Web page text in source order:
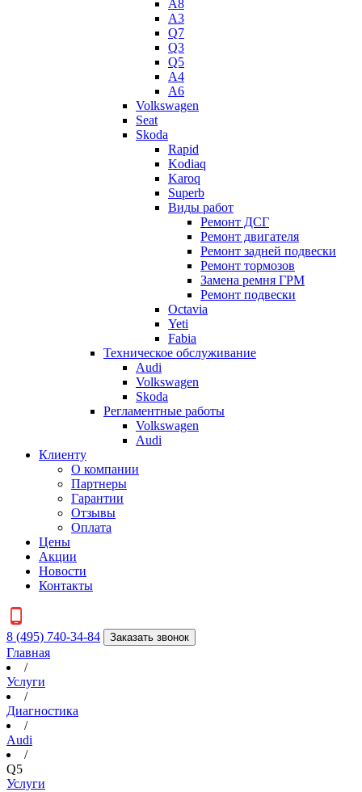
A8
A3
Q7
Q3
Q5
A4
A6
Volkswagen
Seat
Skoda
Rapid
Kodiaq
Karoq
Superb
Виды работ
Ремонт ДСГ
Ремонт двигателя
Ремонт задней подвески
Ремонт тормозов
Замена ремня ГРМ
Ремонт подвески
Octavia
Yeti
Fabia
Техническое обслуживание
Audi
Volkswagen
Skoda
Регламентные работы
Volkswagen
Audi
Клиенту
О компании
Партнеры
Гарантии
Отзывы
Оплата
Цены
Акции
Новости
Контакты
8 (495) 740-34-84 Заказать звонок
Главная
/
Услуги
/
Диагностика
/
Audi
/
Q5
Услуги